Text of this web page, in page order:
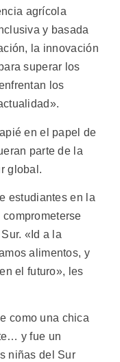
agrícola
y basada
la innovación
superar los
los
en el papel de
parte de la
global.
estudiantes en la
«Id a la
alimentos, y
el futuro», les
como una chica
y fue un
niñas del Sur